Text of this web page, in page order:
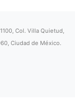
Col. Villa Quietud,
Ciudad de México.